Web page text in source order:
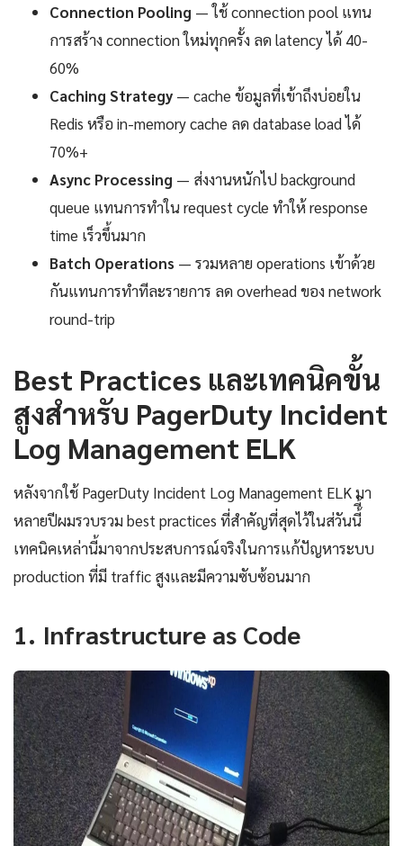
Connection Pooling — ใช้ connection pool แทน
การสร้าง connection ใหม่ทุกครั้ง ลด latency ได้ 40-
60%
Caching Strategy — cache ข้อมูลที่เข้าถึงบ่อยใน
Redis หรือ in-memory cache ลด database load ได้
70%+
Async Processing — ส่งงานหนักไป background
queue แทนการทำใน request cycle ทำให้ response
time เร็วขึ้นมาก
Batch Operations — รวมหลาย operations เข้าด้วย
กันแทนการทำทีละรายการ ลด overhead ของ network
round-trip
Best Practices และเทคนิคขั้น
สูงสำหรับ PagerDuty Incident
Log Management ELK
หลังจากใช้ PagerDuty Incident Log Management ELK มา
หลายปีผมรวบรวม best practices ที่สำคัญที่สุดไว้ในส่วันนี้ี้
เทคนิคเหล่านี้มาจากประสบการณ์จริงในการแก้ปัญหาระบบ
production ที่มี traffic สูงและมีความซับซ้อนมาก
1. Infrastructure as Code